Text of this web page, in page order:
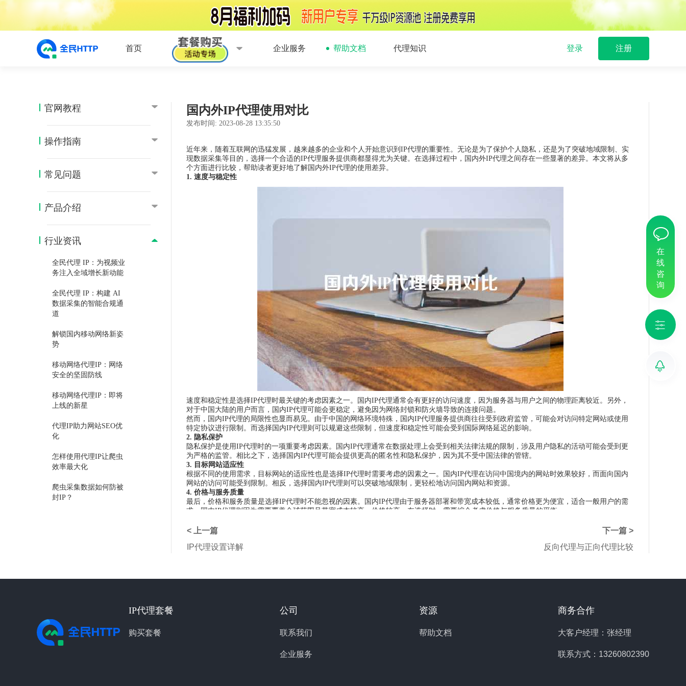
首页 企业服务 帮助文档 代理知识 登录 注册
官网教程
操作指南
常见问题
产品介绍
行业资讯
全民代理 IP：为视频业
务注入全域增长新动能
全民代理 IP：构建 AI
数据采集的智能合规通
道
解锁国内移动网络新姿
势
移动网络代理IP：网络
安全的坚固防线
移动网络代理IP：即将
上线的新星
代理IP助力网站SEO优
化
怎样使用代理IP让爬虫
效率最大化
爬虫采集数据如何防被
封IP？
反向代理缓存加速的实
战配置教程
国内外IP代理使用对比
发布时间: 2023-08-28 13:35:50
近年来，随着互联网的迅猛发展，越来越多的企业和个人开始意识到IP代理的重要性。无论是为了保护个人隐私，还是为了突破地域限制、实
现数据采集等目的，选择一个合适的IP代理服务提供商都显得尤为关键。在选择过程中，国内外IP代理之间存在一些显著的差异。本文将从多
个方面进行比较，帮助读者更好地了解国内外IP代理的使用差异。
1. 速度与稳定性
速度和稳定性是选择IP代理时最关键的考虑因素之一。国内IP代理通常会有更好的访问速度，因为服务器与用户之间的物理距离较近。另外，
对于中国大陆的用户而言，国内IP代理可能会更稳定，避免因为网络封锁和防火墙导致的连接问题。
然而，国内IP代理的局限性也显而易见。由于中国的网络环境特殊，国内IP代理服务提供商往往受到政府监管，可能会对访问特定网站或使用
特定协议进行限制。而选择国内IP代理则可以规避这些限制，但速度和稳定性可能会受到国际网络延迟的影响。
2. 隐私保护
隐私保护是使用IP代理时的一项重要考虑因素。国内IP代理通常在数据处理上会受到相关法律法规的限制，涉及用户隐私的活动可能会受到更
为严格的监管。相比之下，选择国内IP代理可能会提供更高的匿名性和隐私保护，因为其不受中国法律的管辖。
3. 目标网站适应性
根据不同的使用需求，目标网站的适应性也是选择IP代理时需要考虑的因素之一。国内IP代理在访问中国境内的网站时效果较好，而面向国内
网站的访问可能受到限制。相反，选择国内IP代理则可以突破地域限制，更轻松地访问国内网站和资源。
4. 价格与服务质量
最后，价格和服务质量是选择IP代理时不能忽视的因素。国内IP代理由于服务器部署和带宽成本较低，通常价格更为便宜，适合一般用户的需
求。国内IP代理则因为需要覆盖全球范围且带宽成本较高，价格较高。在选择时，需要综合考虑价格与服务质量的平衡。
综上所述，选择国内或国内IP代理都有其优势和限制。对于特定的使用需求，我们需要仔细权衡各方面因素，选择最符合个人或企业需求的IP
响。
< 上一篇
IP代理设置详解
下一篇 >
反向代理与正向代理比较
IP代理套餐
购买套餐
公司
联系我们
企业服务
资源
帮助文档
商务合作
大客户经理：张经理
联系方式：13260802390
在
线
咨
询